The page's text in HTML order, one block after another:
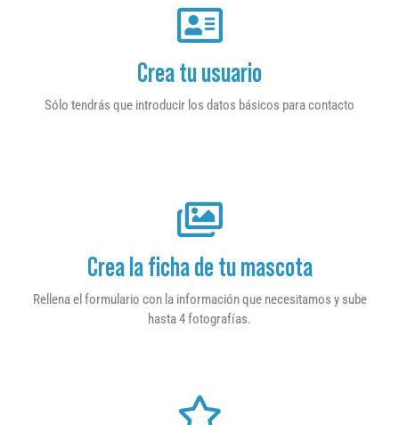
Crea tu usuario
Sólo tendrás que introducir los datos básicos para contacto
Crea la ficha de tu mascota
Rellena el formulario con la información que necesitamos y sube
hasta 4 fotografías.